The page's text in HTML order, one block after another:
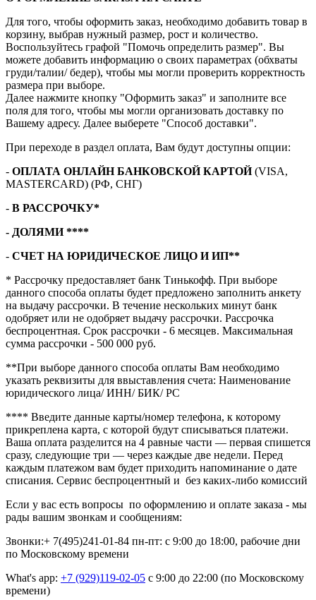
Для того, чтобы оформить заказ, необходимо добавить товар в
корзину, выбрав нужный размер, рост и количество.
Воспользуйтесь графой "Помочь определить размер". Вы
можете добавить информацию о своих параметрах (обхваты
груди/талии/ бедер), чтобы мы могли проверить корректность
размера при выборе.
Далее нажмите кнопку "Оформить заказ" и заполните все
поля для того, чтобы мы могли организовать доставку по
Вашему адресу. Далее выберете "Способ доставки".
При переходе в раздел оплата, Вам будут доступны опции:
- ОПЛАТА ОНЛАЙН БАНКОВСКОЙ КАРТОЙ(VISA,
MASTERCARD) (РФ, СНГ)
- В РАССРОЧКУ*
- ДОЛЯМИ ****
- СЧЕТ НА ЮРИДИЧЕСКОЕ ЛИЦО И ИП**
* Рассрочку предоставляет банк Тинькофф. При выборе
данного способа оплаты будет предложено заполнить анкету
на выдачу рассрочки. В течение нескольких минут банк
одобряет или не одобряет выдачу рассрочки. Рассрочка
беспроцентная. Срок рассрочки - 6 месяцев. Максимальная
сумма рассрочки - 500 000 руб.
**При выборе данного способа оплаты Вам необходимо
указать реквизиты для ввыставления счета: Наименование
юридического лица/ ИНН/ БИК/ РС
**** Введите данные карты/номер телефона, к которому
прикреплена карта, с которой будут списываться платежи.
Ваша оплата разделится на 4 равные части — первая спишется
сразу, следующие три — через каждые две недели. Перед
каждым платежом вам будет приходить напоминание о дате
списания. Сервис беспроцентный и без каких-либо комиссий
Если у вас есть вопросы по оформлению и оплате заказа - мы
рады вашим звонкам и сообщениям:
Звонки:+ 7(495)241-01-84 пн-пт: с 9:00 до 18:00, рабочие дни
по Московскому времени
What's app: +7 (929)119-02-05 с 9:00 до 22:00 (по Московскому
времени)